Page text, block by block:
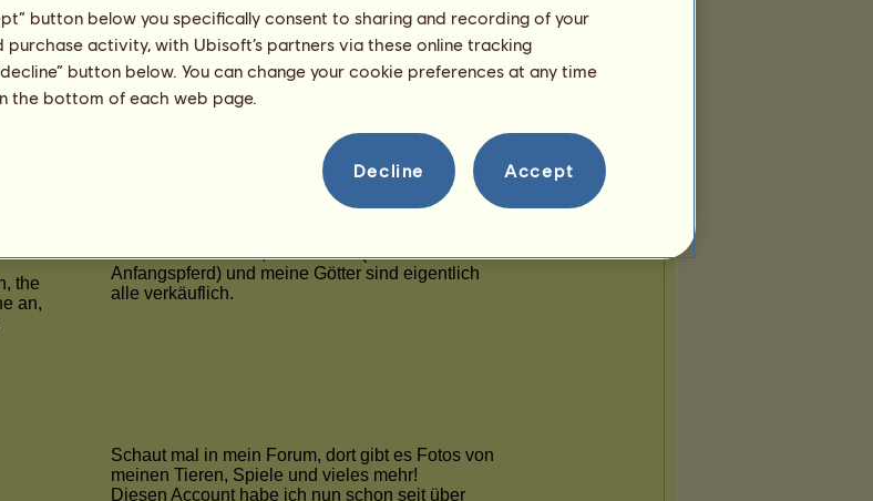
button below you specifically consent to sharing and recording of your
activity, with Ubisoft’s partners via these online tracking
button below. You can change your cookie preferences at any time
the bottom of each web page.
Decline Accept